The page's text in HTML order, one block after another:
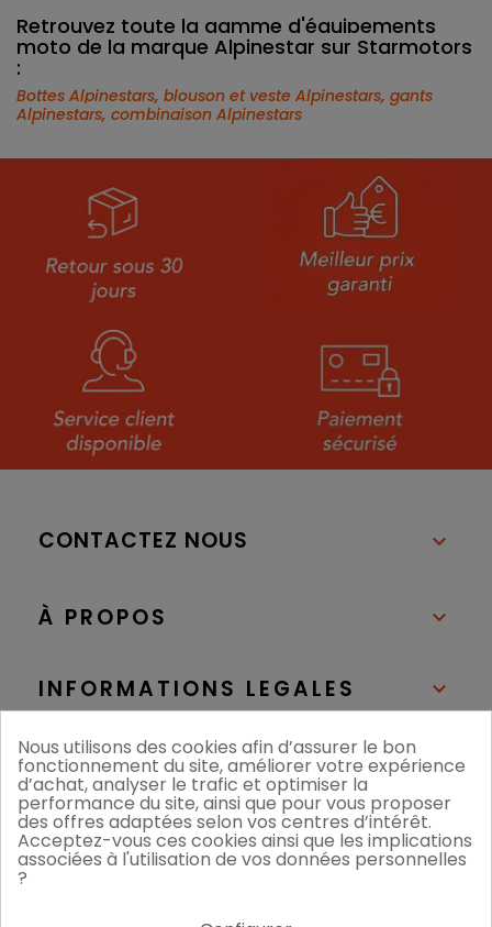
Retrouvez toute la gamme d'équipements
moto de la marque Alpinestar sur Starmotors
:
Bottes Alpinestars, blouson et veste Alpinestars, gants
Alpinestars, combinaison Alpinestars
CONTACTEZ NOUS 
À PROPOS 
INFORMATIONS LEGALES 
NOS BOUTIQUES 
Nous utilisons des cookies afin d’assurer le bon
fonctionnement du site, améliorer votre expérience
d’achat, analyser le trafic et optimiser la
performance du site, ainsi que pour vous proposer
des offres adaptées selon vos centres d’intérêt.
Acceptez-vous ces cookies ainsi que les implications
associées à l'utilisation de vos données personnelles
?